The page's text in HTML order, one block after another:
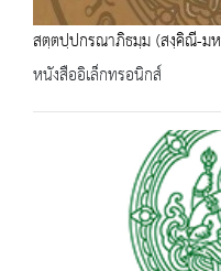
สตฺตปฺปกรณาภิธมฺม (สงฺคิณี-ม
หนังสืออิเล็กทรอนิกส์